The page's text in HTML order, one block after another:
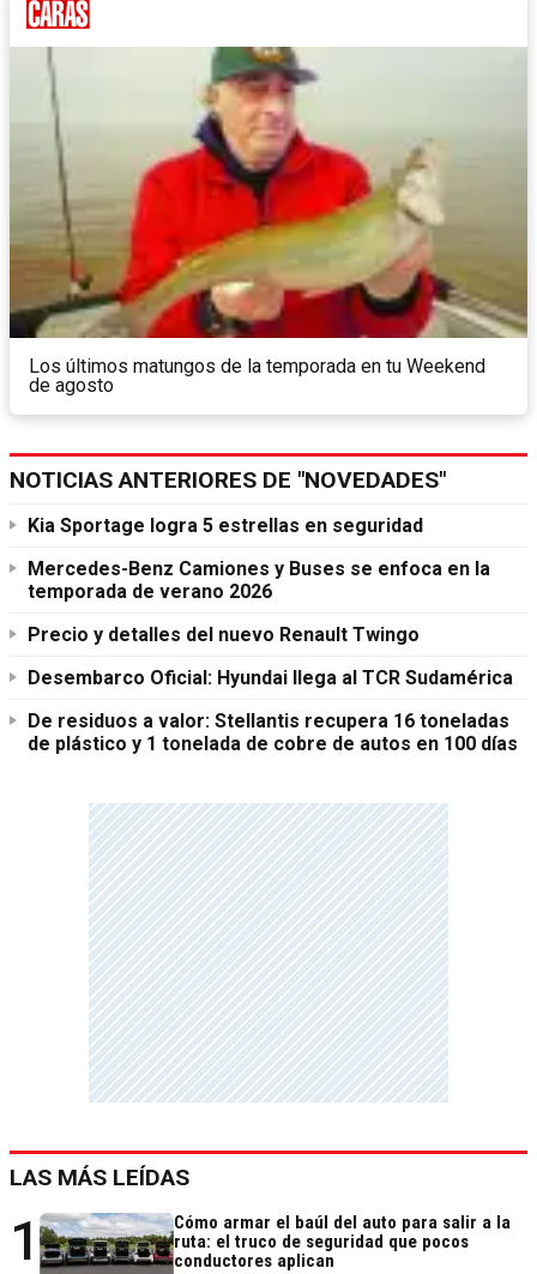
Los últimos matungos de la temporada en tu Weekend
de agosto
NOTICIAS ANTERIORES DE "NOVEDADES"
Kia Sportage logra 5 estrellas en seguridad
Mercedes-Benz Camiones y Buses se enfoca en la
temporada de verano 2026
Precio y detalles del nuevo Renault Twingo
Desembarco Oficial: Hyundai llega al TCR Sudamérica
De residuos a valor: Stellantis recupera 16 toneladas
de plástico y 1 tonelada de cobre de autos en 100 días
LAS MÁS LEÍDAS
1
Cómo armar el baúl del auto para salir a la
ruta: el truco de seguridad que pocos
conductores aplican